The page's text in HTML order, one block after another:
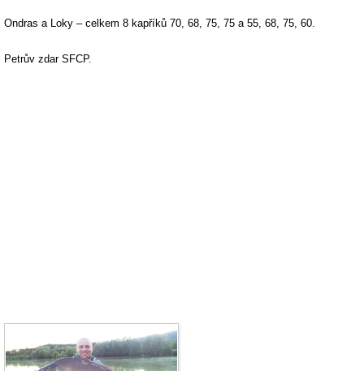
Ondras a Loky – celkem 8 kapříků 70, 68, 75, 75 a 55, 68, 75, 60.
Petrův zdar SFCP.